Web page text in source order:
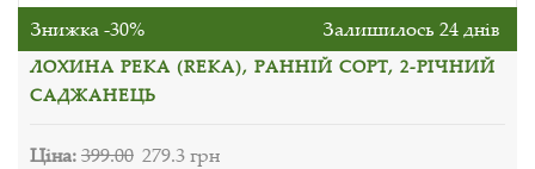
Знижка -30% Залишилось 24 днів
ЛОХИНА РЕКА (REKA), РАННІЙ СОРТ, 2-РІЧНИЙ
САДЖАНЕЦЬ
Ціна:399.00 279.3 грн